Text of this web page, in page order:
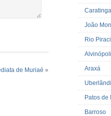
de Muriaé »
Caratinga
João
Rio
Araxá
Patos de
Barroso